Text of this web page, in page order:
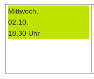
Mittwoch,
02.10.
18.30 Uhr